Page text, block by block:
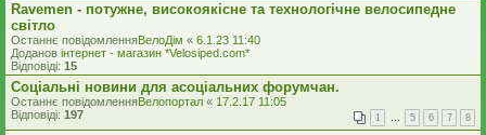
Ravemen - потужне, високоякісне та технологічне велосипедне
світло
Останнє повідомленняВелоДім « 6.1.23 11:40
Доданов iнтернет - магазин *Velosiped.com*
Відповіді: 15
Соціальні новини для асоціальних форумчан.
Останнє повідомленняВелопортал « 17.2.17 11:05
Відповіді: 197 1 … 5 6 7 8